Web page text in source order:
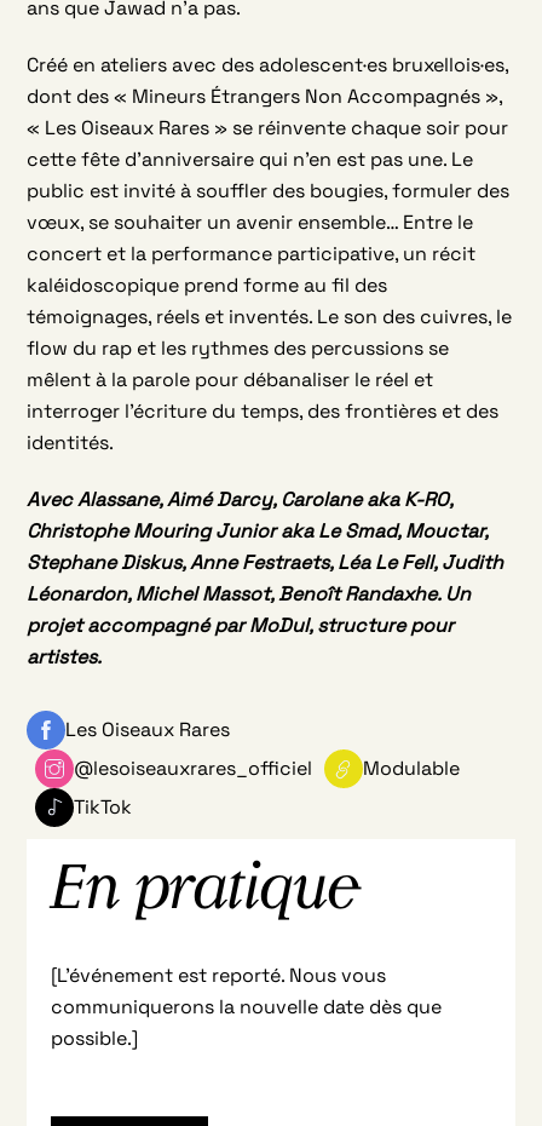
ans que Jawad n’a pas.
Créé en ateliers avec des adolescent·es bruxellois·es,
dont des « Mineurs Étrangers Non Accompagnés »,
« Les Oiseaux Rares » se réinvente chaque soir pour
cette fête d’anniversaire qui n’en est pas une. Le
public est invité à souffler des bougies, formuler des
vœux, se souhaiter un avenir ensemble… Entre le
concert et la performance participative, un récit
kaléidoscopique prend forme au fil des
témoignages, réels et inventés. Le son des cuivres, le
flow du rap et les rythmes des percussions se
mêlent à la parole pour débanaliser le réel et
interroger l’écriture du temps, des frontières et des
identités.
Avec Alassane, Aimé Darcy, Carolane aka K-RO,
Christophe Mouring Junior aka Le Smad, Mouctar,
Stephane Diskus, Anne Festraets, Léa Le Fell, Judith
Léonardon, Michel Massot, Benoît Randaxhe. Un
projet accompagné par MoDul, structure pour
artistes.
Les Oiseaux Rares
@lesoiseauxrares_officiel
Modulable
TikTok
En pratique
[L’événement est reporté. Nous vous
communiquerons la nouvelle date dès que
possible.]